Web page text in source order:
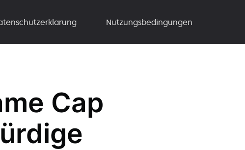
Nutzungsbedingungen
Cap